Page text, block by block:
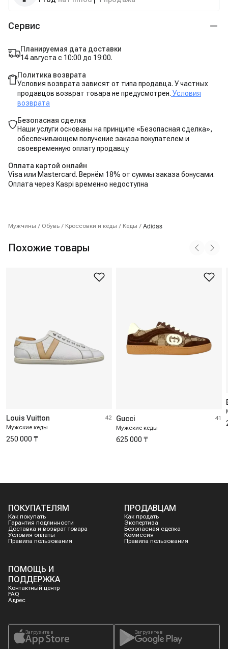
Сервис
Планируемая дата доставки
14 августа с 10:00 до 19:00.
Политика возврата
Условия возврата зависят от типа продавца. У частных
продавцов возврат товара не предусмотрен. Условия
возврата
Безопасная сделка
Наши услуги основаны на принципе «Безопасная сделка»,
обеспечивающем получение заказа покупателем и
своевременную оплату продавцу
Оплата картой онлайн
Visa или Mastercard. Вернём 18% от суммы заказа бонусами.
Оплата через Kaspi временно недоступна
Мужчины / Обувь / Кроссовки и кеды / Кеды / Adidas
Похожие товары
Louis Vuitton
Мужские кеды
42
250 000 ₸
Gucci
Мужские кеды
41
625 000 ₸
ПОКУПАТЕЛЯМ
Как покупать
Гарантия подлинности
Доставка и возврат товара
Условия оплаты
Правила пользования
ПРОДАВЦАМ
Как продать
Экспертиза
Безопасная сделка
Комиссия
Правила пользования
ПОМОЩЬ И
ПОДДЕРЖКА
Контактный центр
FAQ
Адрес
Загрузите в Загрузите в